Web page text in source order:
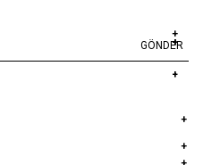
GÖNDER